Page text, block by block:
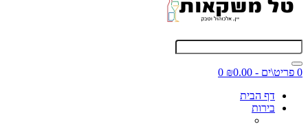
0 פריט\ים - ₪0.00
0
דף הבית
בירות